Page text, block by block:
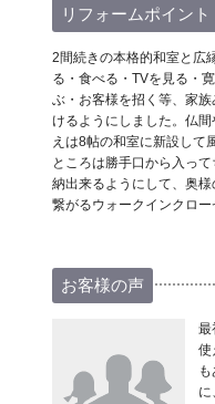
リフォームポイント
2間続きの本格的和室と広
る・食べる・TVを見る・
ぶ・お客様を招く等、家
けるようにしました。仏
えは8帖の和室に新設して
ところは勝手口から入っ
納出来るようにして、奥
繋がるウォークインクロー
お客様の声
最
使
に